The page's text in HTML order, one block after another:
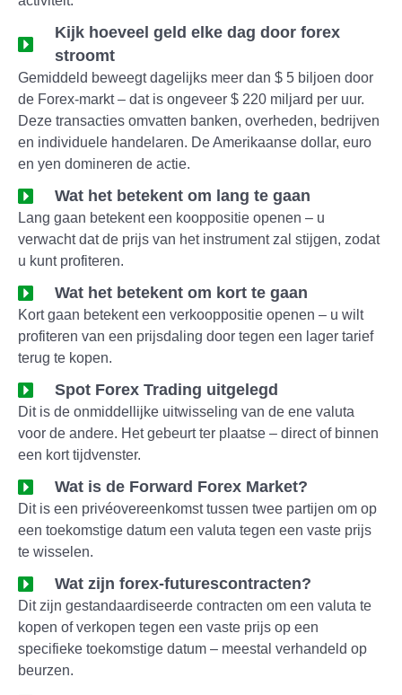
Kijk hoeveel geld elke dag door forex
stroomt
Gemiddeld beweegt dagelijks meer dan $ 5 biljoen door
de Forex-markt – dat is ongeveer $ 220 miljard per uur.
Deze transacties omvatten banken, overheden, bedrijven
en individuele handelaren. De Amerikaanse dollar, euro
en yen domineren de actie.
Wat het betekent om lang te gaan
Lang gaan betekent een kooppositie openen – u
verwacht dat de prijs van het instrument zal stijgen, zodat
u kunt profiteren.
Wat het betekent om kort te gaan
Kort gaan betekent een verkooppositie openen – u wilt
profiteren van een prijsdaling door tegen een lager tarief
terug te kopen.
Spot Forex Trading uitgelegd
Dit is de onmiddellijke uitwisseling van de ene valuta
voor de andere. Het gebeurt ter plaatse – direct of binnen
een kort tijdvenster.
Wat is de Forward Forex Market?
Dit is een privéovereenkomst tussen twee partijen om op
een toekomstige datum een valuta tegen een vaste prijs
te wisselen.
Wat zijn forex-futurescontracten?
Dit zijn gestandaardiseerde contracten om een valuta te
kopen of verkopen tegen een vaste prijs op een
specifieke toekomstige datum – meestal verhandeld op
beurzen.